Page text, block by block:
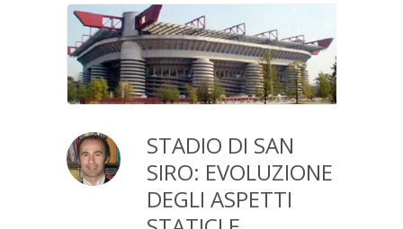
STADIO DI SAN
SIRO: EVOLUZIONE
DEGLI ASPETTI